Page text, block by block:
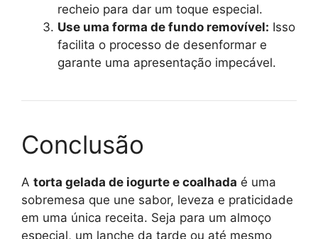
recheio para dar um toque especial.
Use uma forma de fundo removível: Isso
facilita o processo de desenformar e
garante uma apresentação impecável.
Conclusão
A torta gelada de iogurte e coalhada é uma
sobremesa que une sabor, leveza e praticidade
em uma única receita. Seja para um almoço
especial, um lanche da tarde ou até mesmo